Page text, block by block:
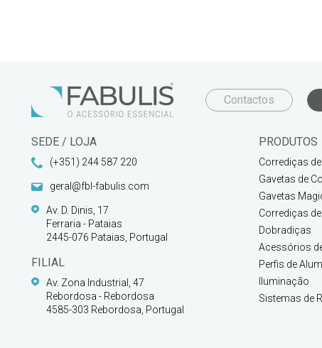
Contactos
SEDE / LOJA
(+351) 244 587 220
geral@fbl-fabulis.com
Av. D. Dinis, 17
Ferraria - Pataias
2445-076 Pataias, Portugal
FILIAL
Av. Zona Industrial, 47
Rebordosa - Rebordosa
4585-303 Rebordosa, Portugal
PRODUTOS
Corrediças
Gavetas de
Gavetas
Corrediças
Dobradiças
Acessórios
Perfis de
Iluminação
Sistemas de